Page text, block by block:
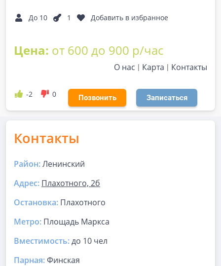
До 10 1 Добавить в избранное
Цена: от 600 до 900 р/час
О нас Карта Контакты
-2 0 Позвонить Записаться
Контакты
Район:Ленинский
Адрес: Плахотного, 2б
Остановка: Плахотного
Метро: Площадь Маркса
Вместимость:до 10 чел
Парная:Финская